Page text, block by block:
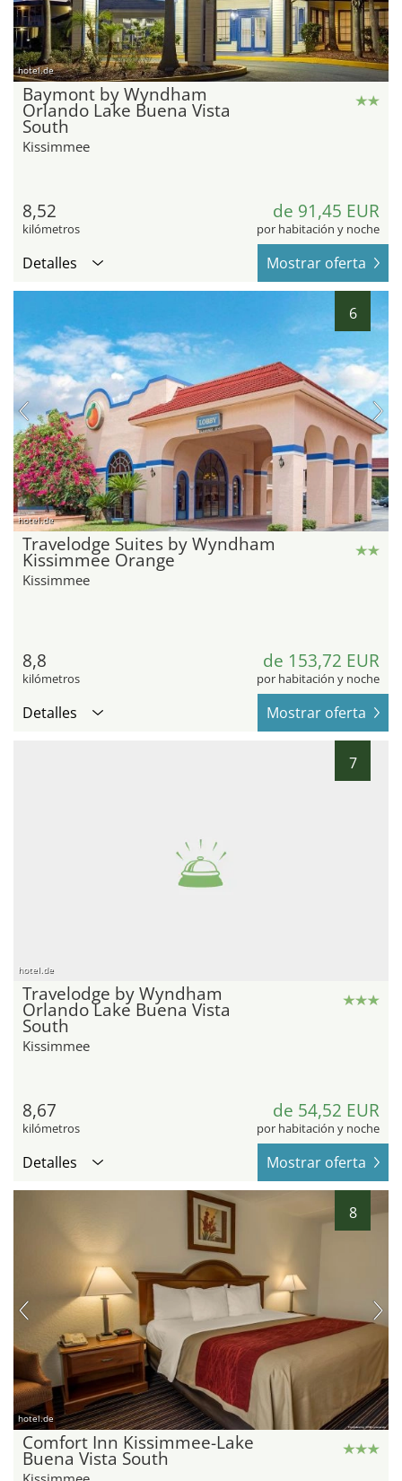
hotel.de
Baymont by Wyndham
Orlando Lake Buena Vista
South
Kissimmee
8,52
kilómetros
de 91,45 EUR
por habitación y noche
Detalles Mostrar oferta
6
hotel.de
Travelodge Suites by Wyndham
Kissimmee Orange
Kissimmee
8,8
kilómetros
de 153,72 EUR
por habitación y noche
Detalles Mostrar oferta
7
hotel.de
Travelodge by Wyndham
Orlando Lake Buena Vista
South
Kissimmee
8,67
kilómetros
de 54,52 EUR
por habitación y noche
Detalles Mostrar oferta
8
hotel.de
Comfort Inn Kissimmee-Lake
Buena Vista South